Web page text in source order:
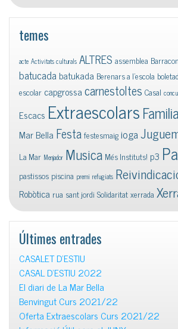
temes
acte Activitats culturals ALTRES assemblea
batucadabatukada Berenars a l'escola
escolar capgrossacarnestoltes Casal
Escacs Extraescolars
Mar Bella Festafestesmaigioga
La Mar Menjador Musica Més Instituts! p3
pastissos piscina premi refugiats
Robòtica rua sant jordi Solidaritatxerrada
Últimes entrades
CASALET D’ESTIU
CASAL D’ESTIU 2022
El diari de La Mar Bella
Benvingut Curs 2021/22
Oferta Extraescolars Curs 2021/22